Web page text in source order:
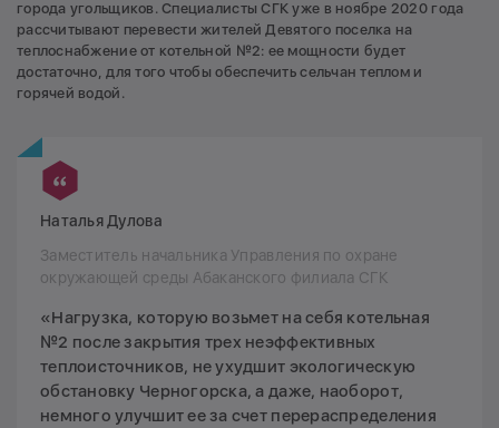
города угольщиков. Специалисты СГК уже в ноябре 2020 года
рассчитывают перевести жителей Девятого поселка на
теплоснабжение от котельной №2: ее мощности будет
достаточно, для того чтобы обеспечить сельчан теплом и
горячей водой.
Наталья Дулова
Заместитель начальника Управления по охране
окружающей среды Абаканского филиала СГК
«Нагрузка, которую возьмет на себя котельная
№2 после закрытия трех неэффективных
теплоисточников, не ухудшит экологическую
обстановку Черногорска, а даже, наоборот,
немного улучшит ее за счет перераспределения